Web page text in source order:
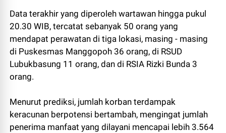
Data terakhir yang diperoleh wartawan hingga pukul
20.30 WIB, tercatat sebanyak 50 orang yang
mendapat perawatan di tiga lokasi, masing - masing
di Puskesmas Manggopoh 36 orang, di RSUD
Lubukbasung 11 orang, dan di RSIA Rizki Bunda 3
orang.
Menurut prediksi, jumlah korban terdampak
keracunan berpotensi bertambah, mengingat jumlah
penerima manfaat yang dilayani mencapai lebih 3.564